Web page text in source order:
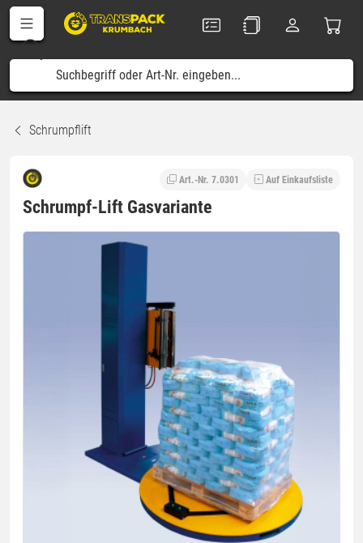
Schrumpflift
Art.-Nr. 7.0301 Auf Einkaufsliste
Schrumpf-Lift Gasvariante